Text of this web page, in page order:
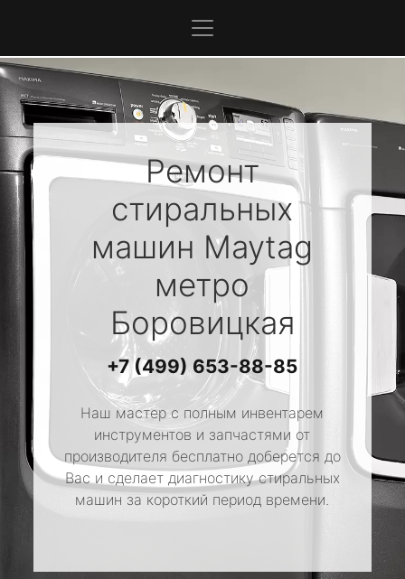
Ремонт
стиральных
машин Maytag
метро
Боровицкая
+7 (499) 653-88-85
Наш мастер с полным инвентарем
инструментов и запчастями от
производителя бесплатно доберется до
Вас и сделает диагностику стиральных
машин за короткий период времени.